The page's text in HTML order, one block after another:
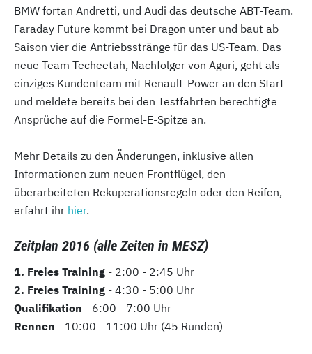
BMW fortan Andretti, und Audi das deutsche ABT-Team.
Faraday Future kommt bei Dragon unter und baut ab
Saison vier die Antriebsstränge für das US-Team. Das
neue Team Techeetah, Nachfolger von Aguri, geht als
einziges Kundenteam mit Renault-Power an den Start
und meldete bereits bei den Testfahrten berechtigte
Ansprüche auf die Formel-E-Spitze an.
Mehr Details zu den Änderungen, inklusive allen
Informationen zum neuen Frontflügel, den
überarbeiteten Rekuperationsregeln oder den Reifen,
erfahrt ihr hier.
Zeitplan 2016 (alle Zeiten in MESZ)
1. Freies Training - 2:00 - 2:45 Uhr
2. Freies Training - 4:30 - 5:00 Uhr
Qualifikation - 6:00 - 7:00 Uhr
Rennen - 10:00 - 11:00 Uhr (45 Runden)